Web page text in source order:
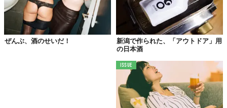
国産フルーツと、新潟銘菓のはっか糖、甜菜（てんさい）糖がこ
ぜんぶ、酒のせいだ！
新潟で作られた、「アウトドア」用
の日本酒
ISSUE